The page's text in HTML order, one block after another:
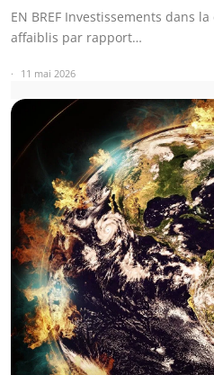
EN BREF Investissements dans
affaiblis par rapport…
11 mai 2026